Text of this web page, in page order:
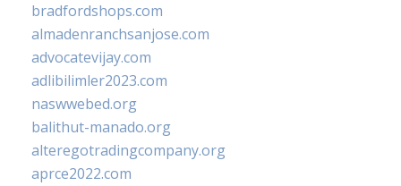
bradfordshops.com
almadenranchsanjose.com
advocatevijay.com
adlibilimler2023.com
naswwebed.org
balithut-manado.org
alteregotradingcompany.org
aprce2022.com